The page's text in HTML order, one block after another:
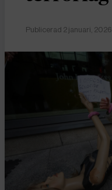
Publicerad 2 januari, 2026